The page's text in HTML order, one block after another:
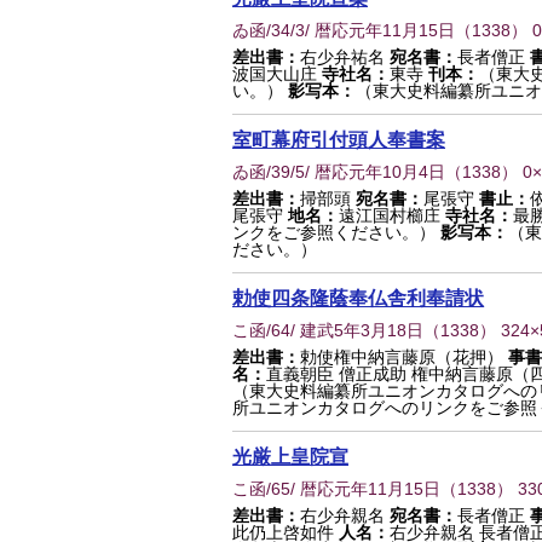
ゐ函/34/3/ 暦応元年11月15日 （1338）
差出書： 右少弁祐名 宛名書： 長者僧正
波国大山庄 寺社名： 東寺 刊本：
（東
い。）
影写本： （東大史料編纂所ユニ
室町幕府引付頭人奉書案
ゐ函/39/5/ 暦応元年10月4日 （1338）
差出書： 掃部頭 宛名書： 尾張守 書止：
尾張守 地名： 遠江国村櫛庄 寺社名： 最
ンクをご参照ください。）
影写本：
（
ださい。）
勅使四条隆蔭奉仏舎利奉請状
こ函/64/ 建武5年3月18日 （1338）
差出書： 勅使権中納言藤原（花押）
事
名： 直義朝臣 僧正成助 権中納言藤原（
（東大史料編纂所ユニオンカタログへ
所ユニオンカタログへのリンクをご参
光厳上皇院宣
こ函/65/ 暦応元年11月15日 （1338）
差出書： 右少弁親名 宛名書： 長者僧正
此仍上啓如件 人名： 右少弁親名 長者僧